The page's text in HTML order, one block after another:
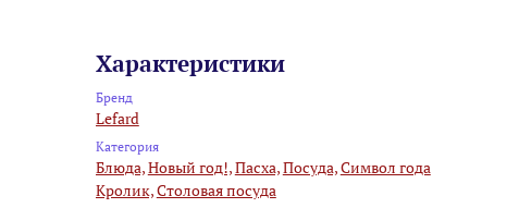
Характеристики
Бренд
Lefard
Категория
Блюда,Новый год!,Пасха,Посуда,Символ года
Кролик,Столовая посуда